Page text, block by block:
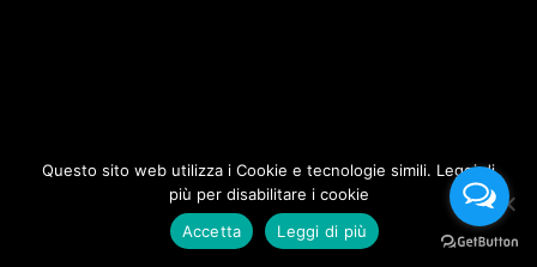
Questo sito web utilizza i Cookie e tecnologie simili. Leggi di
più per disabilitare i cookie
Accetta
Leggi di più